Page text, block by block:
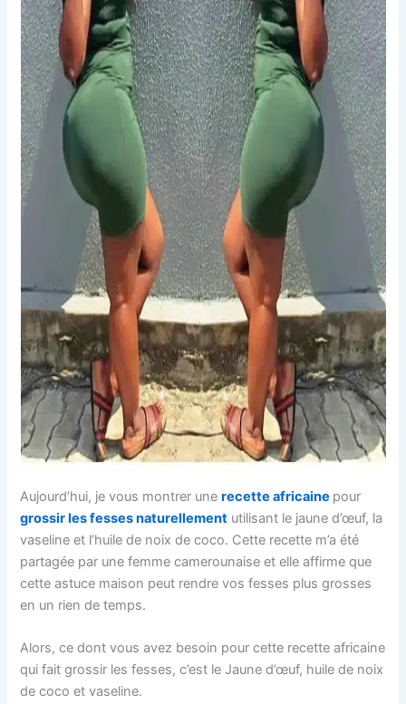
Aujourd’hui, je vous montrer unerecette africaine pour
grossir les fesses naturellement utilisant le jaune d’œuf, la
vaseline et l’huile de noix de coco. Cette recette m’a été
partagée par une femme camerounaise et elle affirme que
cette astuce maison peut rendre vos fesses plus grosses
en un rien de temps.
Alors, ce dont vous avez besoin pour cette recette africaine
qui fait grossir les fesses, c’est le Jaune d’œuf, huile de noix
de coco et vaseline.